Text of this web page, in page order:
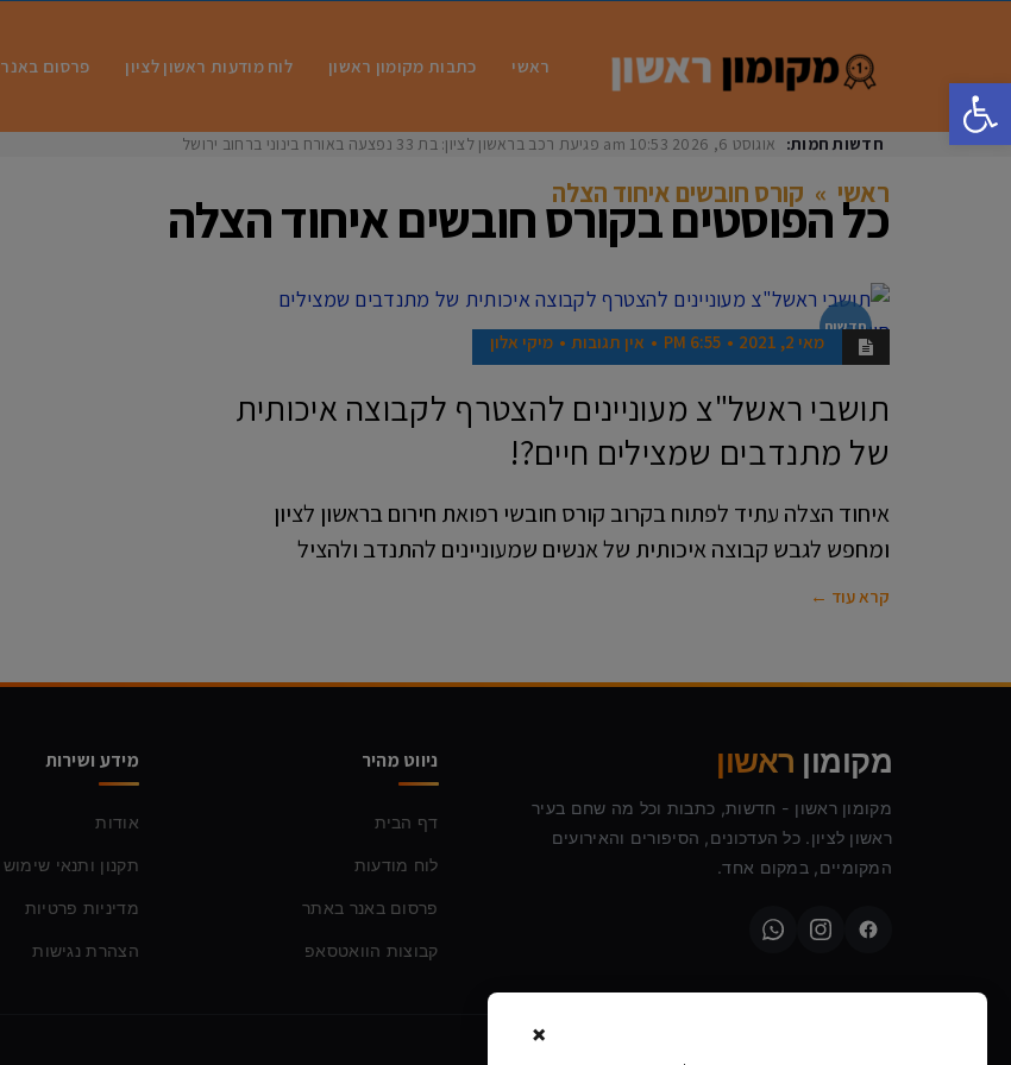
פתח סרגל נגישות
ראשי כתבות מקומון ראשון לוח מודעות ראשון לציון פרסום באנר
חדשות חמות: אוגוסט 6, 2026 10:53 am פגיעת רכב בראשון לציון: בת 33 נפצעה באורח בינוני ברחוב ירושלים
ראשי » קורס חובשים איחוד הצלה
כל הפוסטים בקורס חובשים איחוד הצלה
חדשות
מאי 2, 2021 6:55 PM אין תגובות מיקי אלון
תושבי ראשל"צ מעוניינים להצטרף לקבוצה איכותית
של מתנדבים שמצילים חיים?!
איחוד הצלה עתיד לפתוח בקרוב קורס חובשי רפואת חירום בראשון לציון
ומחפש לגבש קבוצה איכותית של אנשים שמעוניינים להתנדב ולהציל
קרא עוד ←
מקומון ראשון
מקומון ראשון - חדשות, כתבות וכל מה שחם בעיר
ראשון לציון. כל העדכונים, הסיפורים והאירועים
המקומיים, במקום אחד.
ניווט מהיר
דף הבית
לוח מודעות
פרסום באנר באתר
קבוצות הוואטסאפ
מידע ושירות
אודות
תקנון ותנאי שימוש
מדיניות פרטיות
הצהרת נגישות
×